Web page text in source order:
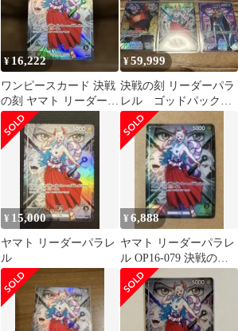
¥ 16,222
ワンピースカード 決戦
の刻 ヤマト リーダー
OP16-079
¥59,999
決戦の刻 リーダーパラ
レル ゴッドパック 6
枚セット ワンピース
¥ 15,000
ヤマト リーダーパラレ
ル
¥6,888
ヤマト リーダーパラレ
ル OP16-079 決戦の
刻 ワンピースカード